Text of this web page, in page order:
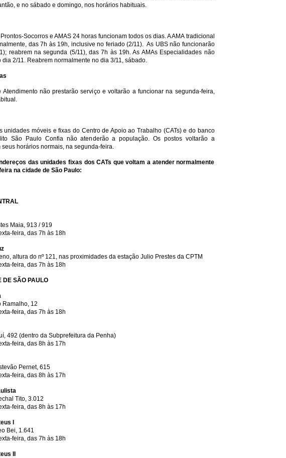
e no sábado e domingo, nos horários habituais.
Socorros e AMAS 24 horas funcionam todos os dias. A AMA tradicional
das 7h às 19h, inclusive no feriado (2/11). As UBS não funcionarão
reabrem na segunda (5/11), das 7h às 19h. As AMAs Especialidades não
dia 2/11. Reabrem normalmente no dia 3/11, sábado.
Atendimento não prestarão serviço e voltarão a funcionar na segunda-feira,
unidades móveis e fixas do Centro de Apoio ao Trabalho (CATs) e do banco
São Paulo Confia não atenderão a população. Os postos voltarão a
seus horários normais, na segunda-feira.
das unidades fixas dos CATs que voltam a atender normalmente
na cidade de São Paulo:
Maia, 913 / 919
feira, das 7h às 18h
altura do nº 121, nas proximidades da estação Julio Prestes da CPTM
feira, das 7h às 18h
DE SÃO PAULO
Ramalho, 12
feira, das 7h às 18h
492 (dentro da Subprefeitura da Penha)
feira, das 8h às 17h
Pernet, 615
feira, das 8h às 17h
Tito, 3.012
feira, das 8h às 17h
I
Bei, 1.641
feira, das 7h às 18h
II